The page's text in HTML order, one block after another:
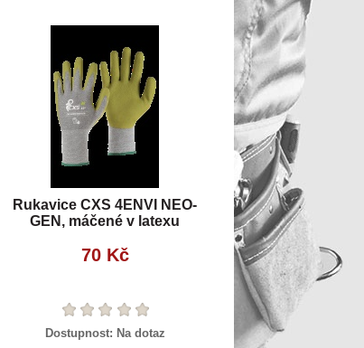
Rukavice CXS 4ENVI NEO-
GEN, máčené v latexu
70 Kč
Dostupnost: Na dotaz